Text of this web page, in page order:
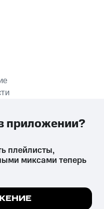
причиняет вред здоровью,
установленную
сайте все
плейлисты,
миксами теперь